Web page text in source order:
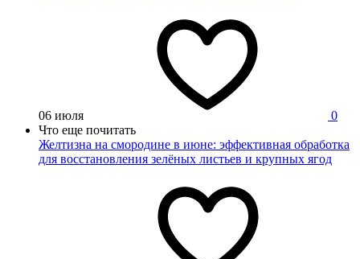
06 июля
0
Что еще почитать
Желтизна на смородине в июне: эффективная обработка
для восстановления зелёных листьев и крупных ягод